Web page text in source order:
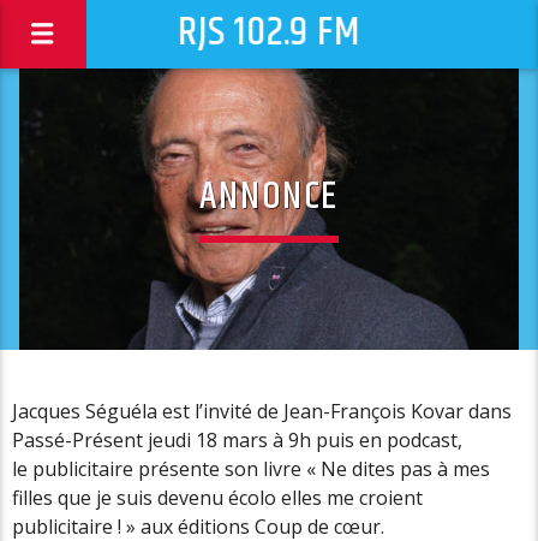
RJS 102.9 FM
ANNONCE
Jacques Séguéla est l’invité de Jean-François Kovar dans
Passé-Présent jeudi 18 mars à 9h puis en podcast,
le publicitaire présente son livre « Ne dites pas à mes
filles que je suis devenu écolo elles me croient
publicitaire ! » aux éditions Coup de cœur.